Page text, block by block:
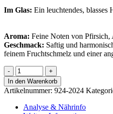
Im Glas: Ein
Aroma: Feine Noten von
Geschmack: Saftig und
feinem Fruchtschmelz und einer
F.
Vini
et
Vita
Riesling
In den Warenkorb
Artikelnummer: 924-2024
Analyse & Nährinfo